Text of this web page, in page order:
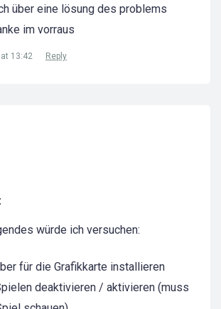
über eine lösung des problems
im vorraus
13:42 Reply
würde ich versuchen:
für die Grafikkarte installieren
deaktivieren / aktivieren (muss